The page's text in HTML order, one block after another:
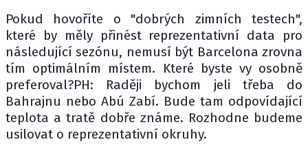
Pokud hovoříte o "dobrých zimních testech",
které by měly přinést reprezentativní data pro
následující sezónu, nemusí být Barcelona zrovna
tím optimálním místem. Které byste vy osobně
preferoval?PH: Raději bychom jeli třeba do
Bahrajnu nebo Abú Zabí. Bude tam odpovídající
teplota a tratě dobře známe. Rozhodne budeme
usilovat o reprezentativní okruhy.